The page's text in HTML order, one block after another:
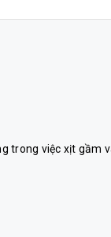
trong việc xịt gầm